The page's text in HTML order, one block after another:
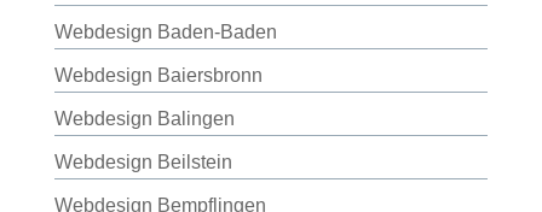
Webdesign Baden-Baden
Webdesign Baiersbronn
Webdesign Balingen
Webdesign Beilstein
Webdesign Bempflingen